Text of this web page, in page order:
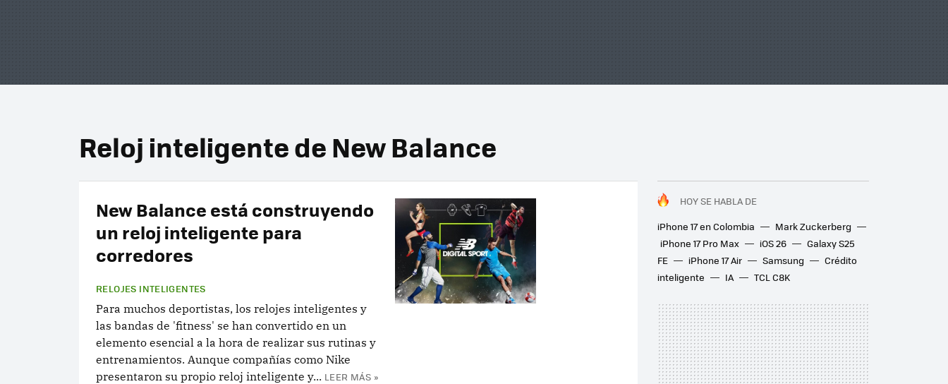
Reloj inteligente de New Balance
HOY SE HABLA DE
iPhone 17 en Colombia
Mark Zuckerberg
iPhone 17 Pro Max
iOS 26
Galaxy S25
FE
iPhone 17 Air Samsung
Crédito
inteligente
IA TCL C8K
New Balance está construyendo
un reloj inteligente para
corredores
RELOJES INTELIGENTES
Para muchos deportistas, los relojes inteligentes y
las bandas de 'fitness' se han convertido en un
elemento esencial a la hora de realizar sus rutinas y
entrenamientos. Aunque compañías como Nike
presentaron su propio reloj inteligente y... LEER MÁS »